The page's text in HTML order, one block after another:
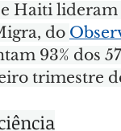
e Haiti
do
93% dos
trimestre